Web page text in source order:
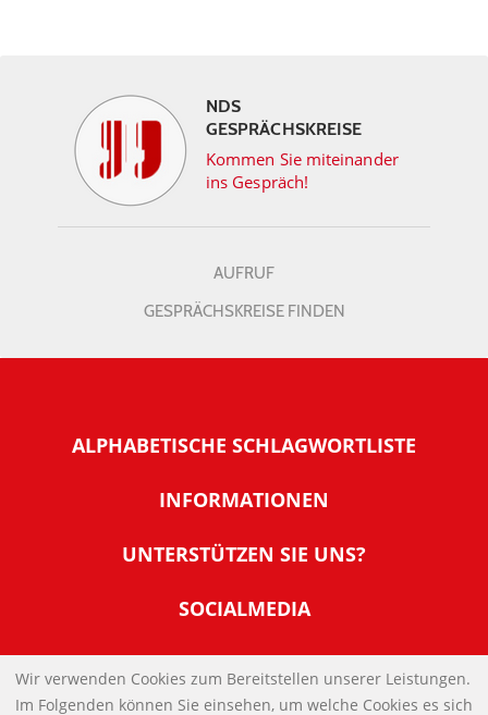
NDS
GESPRÄCHSKREISE
Kommen Sie miteinander
ins Gespräch!
AUFRUF
GESPRÄCHSKREISE FINDEN
ALPHABETISCHE SCHLAGWORTLISTE
INFORMATIONEN
Warum NachDenkSeiten
Tipps zur Nutzung der NachDenkSeiten
Banner und E-Mail-Signaturen
Links
UNTERSTÜTZEN SIE UNS?
Werden Sie Fördermitglied
Spenden Sie Online
SOCIALMEDIA
IMPRESSUM
Wir verwenden Cookies zum Bereitstellen unserer Leistungen.
Im Folgenden können Sie einsehen, um welche Cookies es sich